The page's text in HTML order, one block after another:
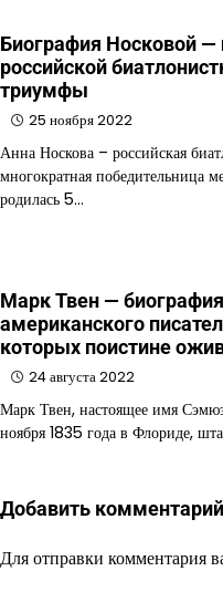
Биография Носковой —
российской
триумфы
25 ноября 2022
Анна Носкова – российская
многократная победительница
родилась 5…
Марк Твен —
американского
которых поистине
24 августа 2022
Марк Твен, настоящее имя
ноября 1835 года в Флориде,
Добавить комментарий
Для отправки комментария